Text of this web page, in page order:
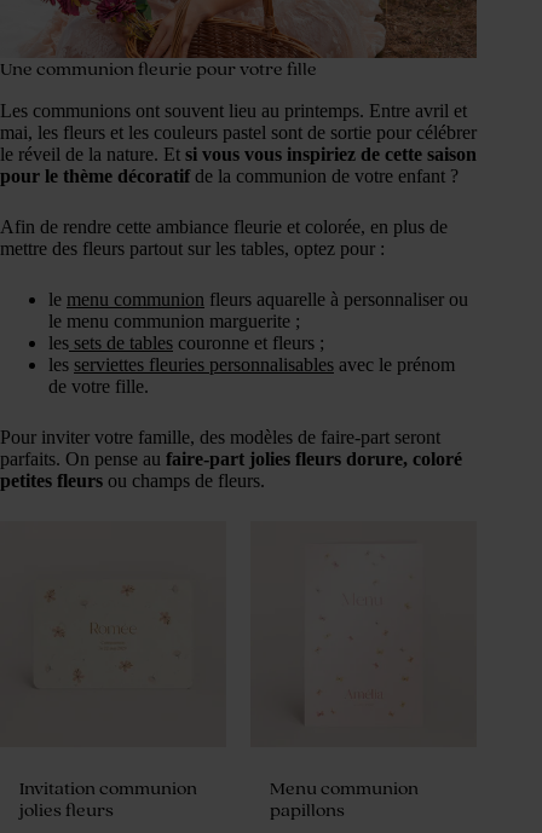
Une communion fleurie pour votre fille
Les communions ont souvent lieu au printemps. Entre avril et
mai, les fleurs et les couleurs pastel sont de sortie pour célébrer
le réveil de la nature. Et si vous vous inspiriez de cette saison
pour le thème décoratifde la communion de votre enfant ?
Afin de rendre cette ambiance fleurie et colorée, en plus de
mettre des fleurs partout sur les tables, optez pour :
le menu communion fleurs aquarelle à personnaliser ou
le menu communion marguerite ;
les sets de tables couronne et fleurs ;
les serviettes fleuries personnalisables avec le prénom
de votre fille.
Pour inviter votre famille, des modèles de faire-part seront
parfaits. On pense au faire-part jolies fleurs dorure, coloré
petites fleurs ou champs de fleurs.
Invitation communion
jolies fleurs
Menu communion
papillons